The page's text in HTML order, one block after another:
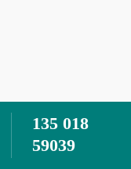
135 018
59039